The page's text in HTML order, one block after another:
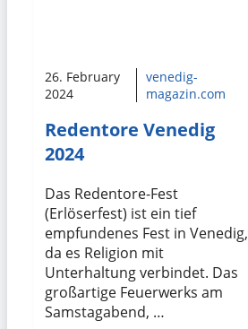
26. February
2024
venedig-
magazin.com
Redentore Venedig
2024
Das Redentore-Fest
(Erlöserfest) ist ein tief
empfundenes Fest in Venedig,
da es Religion mit
Unterhaltung verbindet. Das
großartige Feuerwerks am
Samstagabend, …